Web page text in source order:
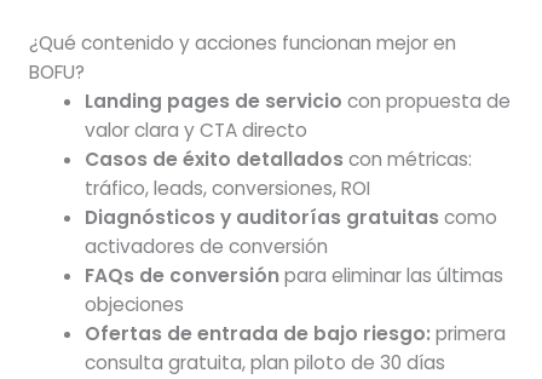
¿Qué contenido y acciones funcionan mejor en
BOFU?
Landing pages de servicio con propuesta de
valor clara y CTA directo
Casos de éxito detallados con métricas:
tráfico, leads, conversiones, ROI
Diagnósticos y auditorías gratuitas como
activadores de conversión
FAQs de conversiónpara eliminar las últimas
objeciones
Ofertas de entrada de bajo riesgo: primera
consulta gratuita, plan piloto de 30 días